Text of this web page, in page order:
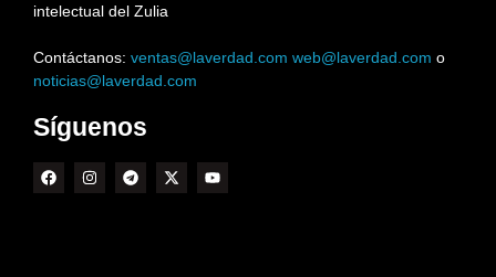
intelectual del Zulia
Contáctanos: ventas@laverdad.com web@laverdad.com o
noticias@laverdad.com
Síguenos